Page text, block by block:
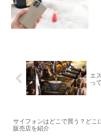
エ
っ
サイフォンはどこで買う？どこ
販売店を紹介